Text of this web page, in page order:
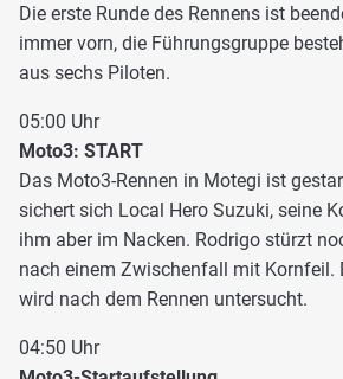
Die erste Runde des Rennens ist
immer vorn, die Führungsgruppe
aus sechs Piloten.
05:00 Uhr
Moto3: START
Das Moto3-Rennen in Motegi ist
sichert sich Local Hero Suzuki, seine
ihm aber im Nacken. Rodrigo stürzt
nach einem Zwischenfall mit Kornfeil.
wird nach dem Rennen untersucht.
04:50 Uhr